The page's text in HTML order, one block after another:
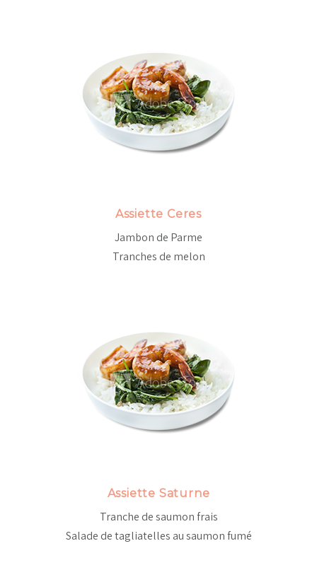
Assiette Ceres
Jambon de Parme
Tranches de melon
Assiette Saturne
Tranche de saumon frais
Salade de tagliatelles au saumon fumé